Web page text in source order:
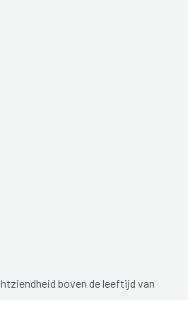
boven de leeftijd van